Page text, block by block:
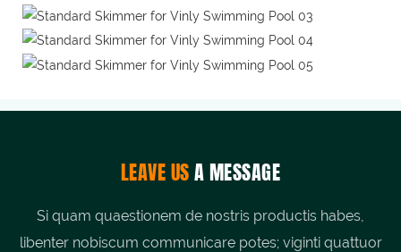
LEAVE USA MESSAGE
Si quam quaestionem de nostris productis habes,
libenter nobiscum communicare potes; viginti quattuor